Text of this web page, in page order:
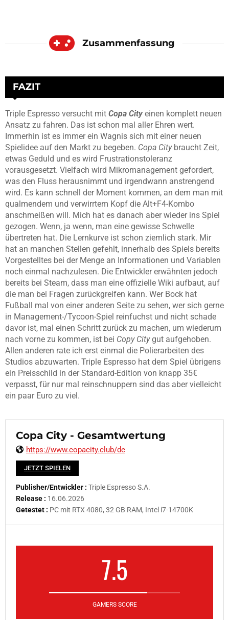
Zusammenfassung
FAZIT
Triple Espresso versucht mit Copa Cityeinen komplett neuen
Ansatz zu fahren. Das ist schon mal aller Ehren wert.
Immerhin ist es immer ein Wagnis sich mit einer neuen
Spielidee auf den Markt zu begeben. Copa City braucht Zeit,
etwas Geduld und es wird Frustrationstoleranz
vorausgesetzt. Vielfach wird Mikromanagement gefordert,
was den Fluss herausnimmt und irgendwann anstrengend
wird. Es kann schnell der Moment kommen, an dem man mit
qualmendem und verwirrtem Kopf die Alt+F4-Kombo
anschmeißen will. Mich hat es danach aber wieder ins Spiel
gezogen. Wenn, ja wenn, man eine gewisse Schwelle
übertreten hat. Die Lernkurve ist schon ziemlich stark. Mir
hat an manchen Stellen gefehlt, innerhalb des Spiels bereits
Vorgestelltes bei der Menge an Informationen und Variablen
noch einmal nachzulesen. Die Entwickler erwähnten jedoch
bereits bei Steam, dass man eine offizielle Wiki aufbaut, auf
die man bei Fragen zurückgreifen kann. Wer Bock hat
Fußball mal von einer anderen Seite zu sehen, wer sich gerne
in Management-/Tycoon-Spiel reinfuchst und nicht schade
davor ist, mal einen Schritt zurück zu machen, um wiederum
nach vorne zu kommen, ist bei Copy Citygut aufgehoben.
Allen anderen rate ich erst einmal die Polierarbeiten des
Studios abzuwarten. Triple Espresso hat dem Spiel übrigens
ein Preisschild in der Standard-Edition von knapp 35€
verpasst, für nur mal reinschnuppern sind das aber vielleicht
ein paar Euro zu viel.
Copa City - Gesamtwertung
https://www.copacity.club/de
JETZT SPIELEN
Publisher/Entwickler : Triple Espresso S.A.
Release : 16.06.2026
Getestet : PC mit RTX 4080, 32 GB RAM, Intel i7-14700K
7.5
GAMERS SCORE